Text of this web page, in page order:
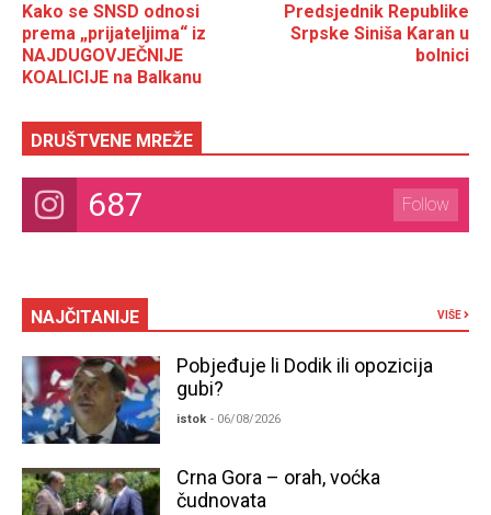
Kako se SNSD odnosi
prema „prijateljima“ iz
NAJDUGOVJEČNIJE
KOALICIJE na Balkanu
Predsjednik Republike
Srpske Siniša Karan u
bolnici
DRUŠTVENE MREŽE
687 Follow
NAJČITANIJE VIŠE
Pobjeđuje li Dodik ili opozicija
gubi?
istok - 06/08/2026
Crna Gora – orah, voćka
čudnovata